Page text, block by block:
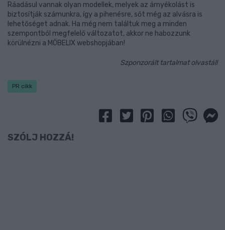
Ráadásul vannak olyan modellek, melyek az árnyékolást is
biztosítják számunkra, így a pihenésre, sőt még az alvásra is
lehetőséget adnak. Ha még nem találtuk meg a minden
szempontból megfelelő változatot, akkor ne habozzunk
körülnézni a MÖBELIX webshopjában!
Szponzorált tartalmat olvastál!
PR cikk
SZÓLJ HOZZÁ!